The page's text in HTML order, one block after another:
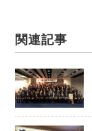
関連記事